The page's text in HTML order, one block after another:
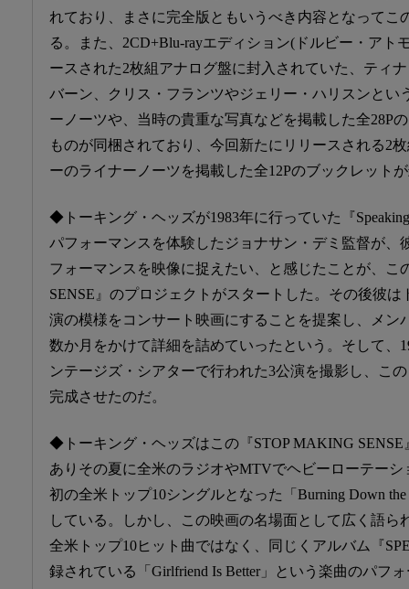
れており、まさに完全版ともいうべき内容となってこ
る。また、2CD+Blu-rayエディション(ドルビー・アト
ースされた2枚組アナログ盤に封入されていた、ティ
バーン、クリス・フランツやジェリー・ハリスンとい
ーノーツや、当時の貴重な写真などを掲載した全28P
ものが同梱されており、今回新たにリリースされる2
ーのライナーノーツを掲載した全12Pのブックレット
◆トーキング・ヘッズが1983年に行っていた『
パフォーマンスを体験したジョナサン・デミ監督が、
フォーマンスを映像に捉えたい、と感じたことが、こ
SENSE』のプロジェクトがスタートした。その後彼
演の模様をコンサート映画にすることを提案し、メン
数か月をかけて詳細を詰めていったという。そして、
ンテージズ・シアターで行われた3公演を撮影し、こ
完成させたのだ。
◆トーキング・ヘッズはこの『STOP MAKING
ありその夏に全米のラジオやMTVでヘビーローテー
初の全米トップ10シングルとなった「Burning Down
している。しかし、この映画の名場面として広く語ら
全米トップ10ヒット曲ではなく、同じくアルバム『
録されている「Girlfriend Is Better」という楽曲のパフ